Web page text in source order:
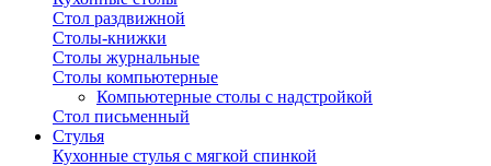
Стол раздвижной
Столы-книжки
Столы журнальные
Столы компьютерные
Компьютерные столы с надстройкой
Стол письменный
Стулья
Кухонные стулья с мягкой спинкой